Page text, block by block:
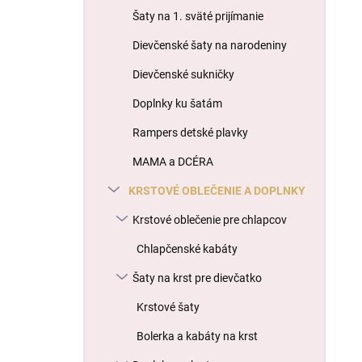
Šaty na 1. sväté prijímanie
Dievčenské šaty na narodeniny
Dievčenské sukničky
Doplnky ku šatám
Rampers detské plavky
MAMA a DCÉRA
KRSTOVÉ OBLEČENIE A DOPLNKY
Krstové oblečenie pre chlapcov
Chlapčenské kabáty
Šaty na krst pre dievčatko
Krstové šaty
Bolerka a kabáty na krst